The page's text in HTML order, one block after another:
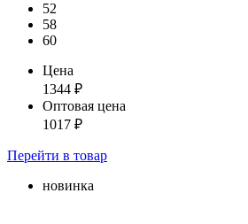
52
58
60
Цена
1344 ₽
Оптовая цена
1017 ₽
Перейти в товар
новинка